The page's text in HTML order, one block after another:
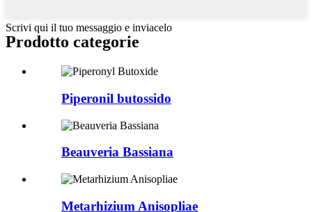
Scrivi qui il tuo messaggio e inviacelo
Prodotto categorie
Piperonil butossido
Beauveria Bassiana
Metarhizium Anisopliae